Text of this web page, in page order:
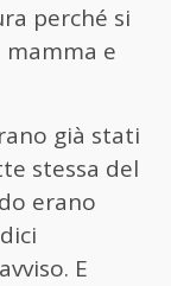
perché si
e
già stati
stessa del
erano
E